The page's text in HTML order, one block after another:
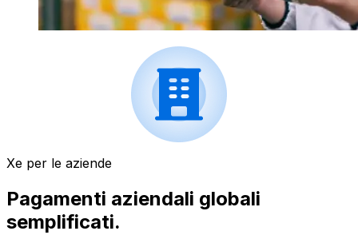
Xe per le aziende
Pagamenti aziendali globali
semplificati.